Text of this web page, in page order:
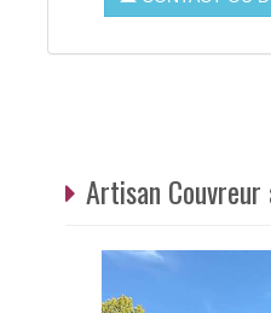
Artisan